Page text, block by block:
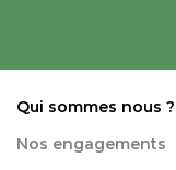
Qui sommes nous ?
Nos engagements